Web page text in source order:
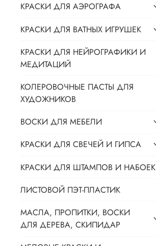
КРАСКИ ДЛЯ АЭРОГРАФА
КРАСКИ ДЛЯ ВАТНЫХ ИГРУШЕК
КРАСКИ ДЛЯ НЕЙРОГРАФИКИ И
МЕДИТАЦИЙ
КОЛЕРОВОЧНЫЕ ПАСТЫ ДЛЯ
ХУДОЖНИКОВ
ВОСКИ ДЛЯ МЕБЕЛИ
КРАСКИ ДЛЯ СВЕЧЕЙ И ГИПСА
КРАСКИ ДЛЯ ШТАМПОВ И НАБОЕК
ЛИСТОВОЙ ПЭТ-ПЛАСТИК
МАСЛА, ПРОПИТКИ, ВОСКИ
ДЛЯ ДЕРЕВА, СКИПИДАР